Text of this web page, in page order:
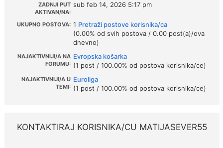
ZADNJI PUT
AKTIVAN/NA:
sub feb 14, 2026 5:17 pm
UKUPNO POSTOVA: 1 Pretraži postove korisnika/ca
(0.00% od svih postova / 0.00 post(a)/ova
dnevno)
NAJAKTIVNIJI/A NA
FORUMU:
Evropska košarka
(1 post / 100.00% od postova korisnika/ce)
NAJAKTIVNIJI/A U
TEMI:
Euroliga
(1 post / 100.00% od postova korisnika/ce)
KONTAKTIRAJ KORISNIKA/CU MATIJASEVER55